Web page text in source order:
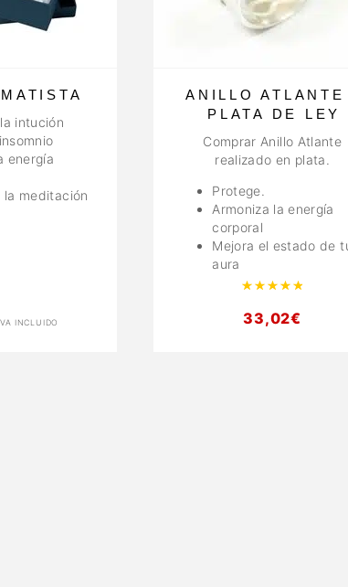
intución
energía
la meditación
INCLUIDO
ANILLO
PLATA DE LEY
Comprar Anillo Atlante
realizado en plata.
Protege.
Armoniza la energía
corporal
Mejora el estado de
aura
33,02€